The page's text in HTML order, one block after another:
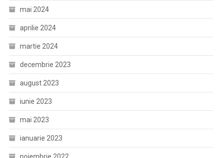
mai 2024
aprilie 2024
martie 2024
decembrie 2023
august 2023
iunie 2023
mai 2023
ianuarie 2023